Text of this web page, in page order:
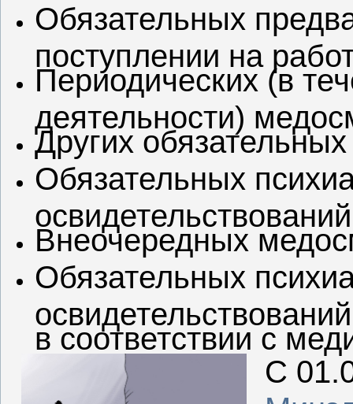
Обязательных
поступлении на
Периодических (в
деятельности)
Других
Обязательных
освидетельствований
Внеочередных
Обязательных
в соответствии с
С